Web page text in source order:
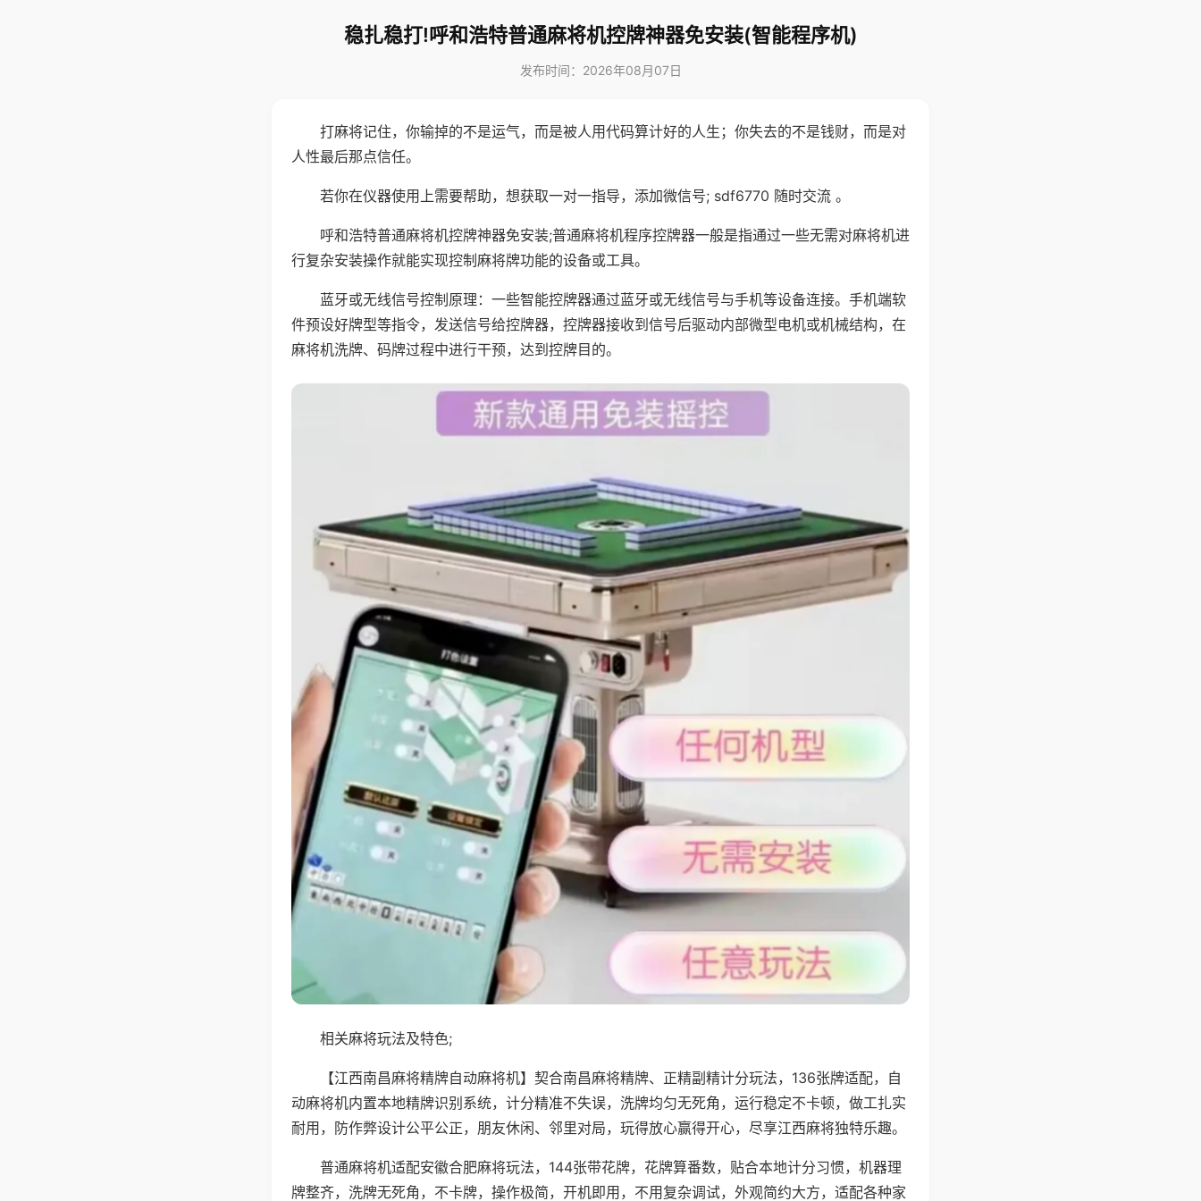
稳扎稳打!呼和浩特普通麻将机控牌神器免安装(智能程序机)
发布时间：2026年08月07日
打麻将记住，你输掉的不是运气，而是被人用代码算计好的人生；你失去的不是钱财，而是对
人性最后那点信任。
若你在仪器使用上需要帮助，想获取一对一指导，添加微信号; sdf6770 随时交流 。
呼和浩特普通麻将机控牌神器免安装;普通麻将机程序控牌器一般是指通过一些无需对麻将机进
行复杂安装操作就能实现控制麻将牌功能的设备或工具。
蓝牙或无线信号控制原理：一些智能控牌器通过蓝牙或无线信号与手机等设备连接。手机端软
件预设好牌型等指令，发送信号给控牌器，控牌器接收到信号后驱动内部微型电机或机械结构，在
麻将机洗牌、码牌过程中进行干预，达到控牌目的。
相关麻将玩法及特色;
【江西南昌麻将精牌自动麻将机】契合南昌麻将精牌、正精副精计分玩法，136张牌适配，自
动麻将机内置本地精牌识别系统，计分精准不失误，洗牌均匀无死角，运行稳定不卡顿，做工扎实
耐用，防作弊设计公平公正，朋友休闲、邻里对局，玩得放心赢得开心，尽享江西麻将独特乐趣。
普通麻将机适配安徽合肥麻将玩法，144张带花牌，花牌算番数，贴合本地计分习惯，机器理
牌整齐，洗牌无死角，不卡牌，操作极简，开机即用，不用复杂调试，外观简约大方，适配各种家